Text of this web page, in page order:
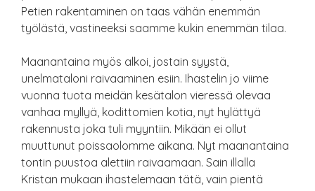
Petien rakentaminen on taas vähän enemmän
työlästä, vastineeksi saamme kukin enemmän tilaa.
Maanantaina myös alkoi, jostain syystä,
unelmataloni raivaaminen esiin. Ihastelin jo viime
vuonna tuota meidän kesätalon vieressä olevaa
vanhaa myllyä, kodittomien kotia, nyt hylättyä
rakennusta joka tuli myyntiin. Mikään ei ollut
muuttunut poissaolomme aikana. Nyt maanantaina
tontin puustoa alettiin raivaamaan. Sain illalla
Kristan mukaan ihastelemaan tätä, vain pientä